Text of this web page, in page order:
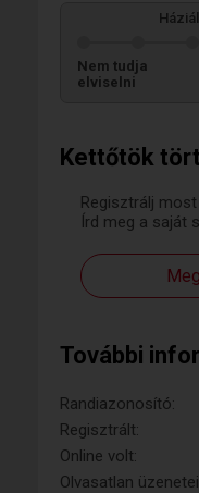
Kettőtök
Regisztrálj
Írd meg a saját
További
Randiazonosító:
Regisztrált:
Online volt:
Olvasatlan
Nem tudja
elviselni